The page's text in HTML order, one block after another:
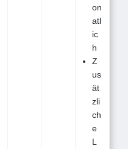
on
atl
ic
h
Z
us
ät
zli
ch
e
L